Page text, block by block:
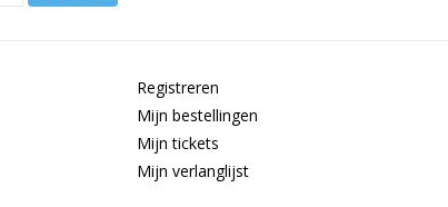
Registreren
Mijn bestellingen
Mijn tickets
Mijn verlanglijst